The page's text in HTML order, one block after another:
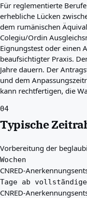
Für reglementierte
erhebliche Lücken
dem rumänischen
Colegiu/Ordin
Eignungstest oder einen
beaufsichtigter Praxis.
Jahre dauern. Der
und dem
kann rechtfertigen, die
04
Typische
Vorbereitung der
Wochen
CNRED-
Tage ab
CNRED-